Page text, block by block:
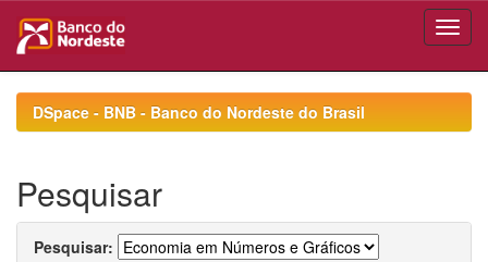
navigationDSpace - BNB - Banco do Nordeste do Brasil
Pesquisar
Pesquisar: